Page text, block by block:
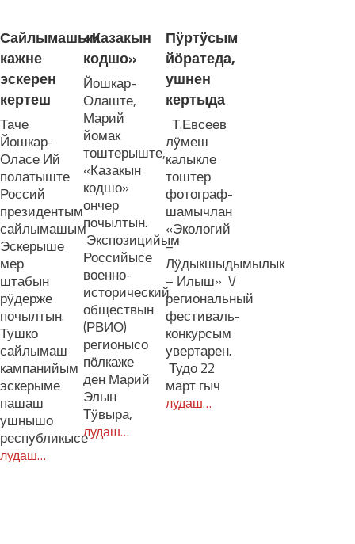
Сайлымашым
кажне
эскерен
кертеш
Таче
Йошкар-
Оласе Ий
полатыште
Россий
президентым
сайлымашым
Эскерыше
мер
штабын
рӱдерже
почылтын.
Тушко
сайлымаш
кампанийым
эскерыме
пашаш
ушнышо
республикысе
лудаш…
«Казакын
кодшо»
Йошкар-
Олаште,
Марий
йомак
тоштерыште,
«Казакын
кодшо»
ончер
почылтын.
Экспозицийым
Российысе
военно-
исторический
обществын
(РВИО)
регионысо
пӧлкаже
ден Марий
Элын
Тӱвыра,
лудаш…
Пӱртӱсым
йӧратеда,
ушнен
кертыда
Т.Евсеев
лӱмеш
калыкле
тоштер
фотограф-
шамычлан
«Экологий
–
Лӱдыкшыдымылык
– Илыш» V
региональный
фестиваль-
конкурсым
увертарен.
Тудо 22
март гыч
лудаш…